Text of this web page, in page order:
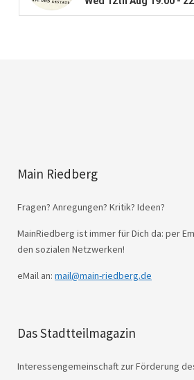
Main Riedberg
Fragen? Anregungen? Kritik? Ideen?
MainRiedberg ist immer für Dich da: per
den sozialen Netzwerken!
eMail an: mail@main-riedberg.de
Das Stadtteilmagazin
Interessengemeinschaft zur Förderung